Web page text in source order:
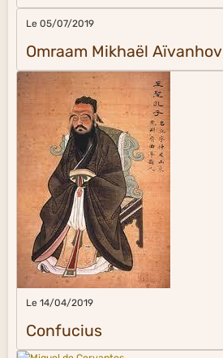
Le 05/07/2019
Omraam Mikhaël Aïvanhov
Le 14/04/2019
Confucius